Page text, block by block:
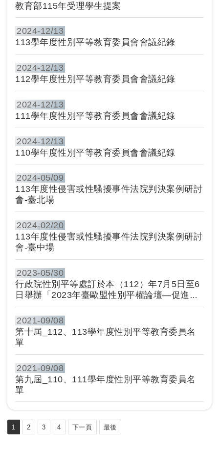
教育部115年受理學生提案
2024-12/13
113學年度性別平等教育委員會會議紀錄
2024-12/13
112學年度性別平等教育委員會會議紀錄
2024-12/13
111學年度性別平等教育委員會會議紀錄
2024-12/13
110學年度性別平等教育委員會會議紀錄
2024-05/09
113年度性侵害或性騷擾事件法院判決案例研討
會-臺北場
2024-02/20
113年度性侵害或性騷擾事件法院判決案例研討
會-臺中場
2023-05/30
行政院性別平等處訂於本（112）年7月5日至6
日舉辦「2023年臺歐盟性別平權論壇—促進性
別平等」請踴躍報名參與
2021-09/08
第十屆_112、113學年度性別平等教育委員名
單
2021-09/08
第九屆_110、111學年度性別平等教育委員名
單
1 2 3 4 下一頁 最後